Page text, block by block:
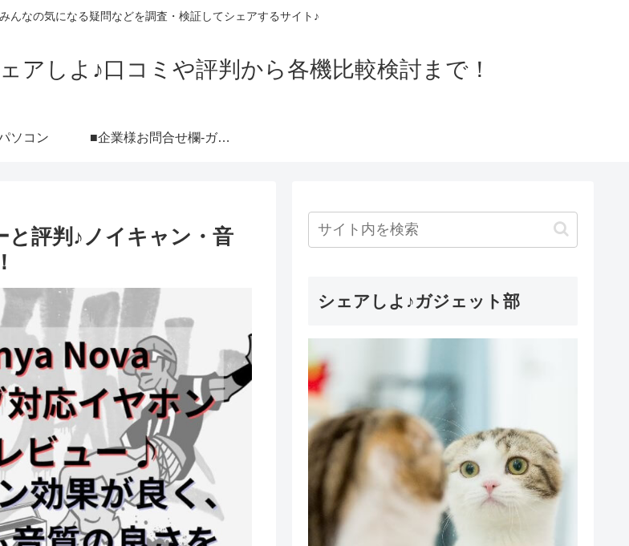
んなの気になる疑問などを調査・検証してシェアするサイト♪
アしよ♪口コミや評判から各機比較検討まで！
ソコン ■企業様お問合せ欄-ガジェットブログ『シェアしよ♪』レビュー依頼用-（ポートフォリオ付き）
と評判♪ノイキャン・音
シェアしよ♪ガジェット部